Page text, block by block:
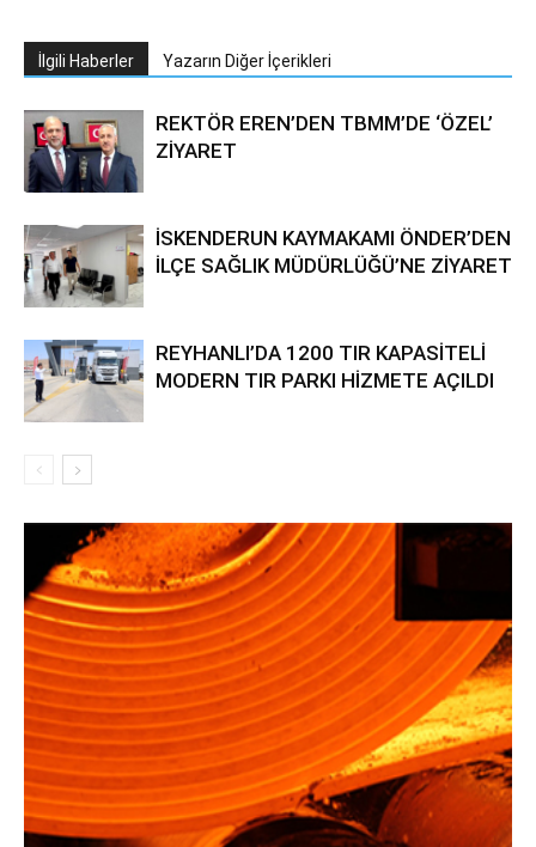
İlgili Haberler Yazarın Diğer İçerikleri
REKTÖR EREN’DEN TBMM’DE ‘ÖZEL’
ZİYARET
İSKENDERUN KAYMAKAMI ÖNDER’DEN
İLÇE SAĞLIK MÜDÜRLÜĞÜ’NE ZİYARET
REYHANLI’DA 1200 TIR KAPASİTELİ
MODERN TIR PARKI HİZMETE AÇILDI